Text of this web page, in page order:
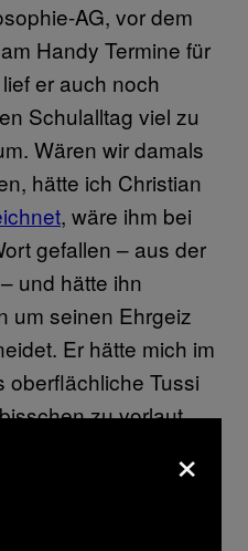
AG, vor dem
Handy Termine für
er auch noch
Schulalltag viel zu
Wären wir damals
hätte ich Christian
, wäre ihm bei
gefallen – aus der
und hätte ihn
um seinen Ehrgeiz
Er hätte mich im
oberflächliche Tussi
zu vorlaut
Geschehen
Schülerin noch
Immerhin hat er
×